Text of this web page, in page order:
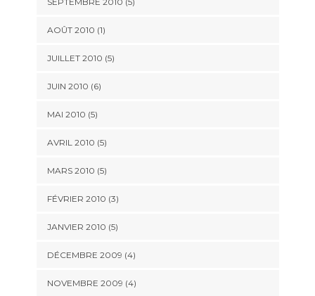
AOÛT 2010 (1)
JUILLET 2010 (5)
JUIN 2010 (6)
MAI 2010 (5)
AVRIL 2010 (5)
MARS 2010 (5)
FÉVRIER 2010 (3)
JANVIER 2010 (5)
DÉCEMBRE 2009 (4)
NOVEMBRE 2009 (4)